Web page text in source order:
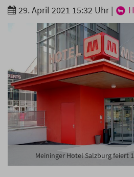
29. April 2021 15:32 Uhr |
Meininger Hotel Salzburg feiert
Branche
Ich möchte folgende
Tageskarte-Newsletter
Ich habe die
genommen.
Anmelden Danke, heute